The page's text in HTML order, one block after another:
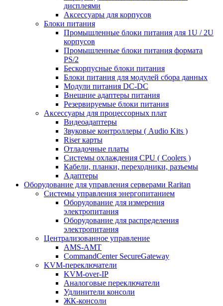
дисплеями
Аксессуары для корпусов
Блоки питания
Промышленные блоки питания для 1U / 2U
корпусов
Промышленные блоки питания формата
PS/2
Бескорпусные блоки питания
Блоки питания для модулей сбора данных
Модули питания DC-DC
Внешние адаптеры питания
Резервируемые блоки питания
Аксессуары для процессорных плат
Видеоадаптеры
Звуковые контроллеры ( Audio Kits )
Riser карты
Отладочные платы
Системы охлаждения CPU ( Coolers )
Кабели, планки, переходники, разъемы
Адаптеры
Оборудование для управления серверами Raritan
Системы управления энергопитанием
Оборудование для измерения
электропитания
Оборудование для распределения
электропитания
Централизованное управление
AMS-AMT
CommandCenter SecureGateway
KVM-переключатели
KVM-over-IP
Аналоговые переключатели
Удлинители консоли
ЖК-консоли